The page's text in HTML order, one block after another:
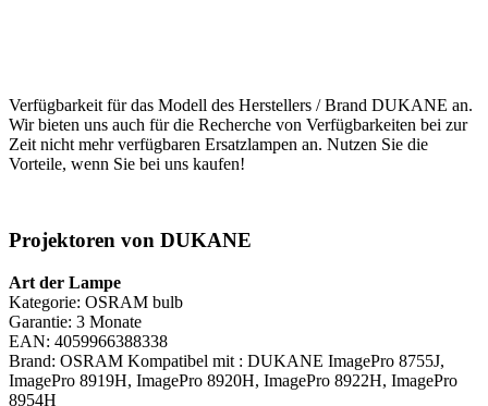
Verfügbarkeit für das Modell des Herstellers / Brand DUKANE an.
Wir bieten uns auch für die Recherche von Verfügbarkeiten bei zur
Zeit nicht mehr verfügbaren Ersatzlampen an. Nutzen Sie die
Vorteile, wenn Sie bei uns kaufen!
Projektoren von DUKANE
Art der Lampe
Kategorie: OSRAM bulb
Garantie: 3 Monate
EAN: 4059966388338
Brand: OSRAM Kompatibel mit : DUKANE ImagePro 8755J,
ImagePro 8919H, ImagePro 8920H, ImagePro 8922H, ImagePro
8954H